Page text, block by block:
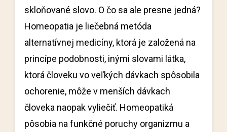
skloňované slovo. O čo sa ale presne jedná?
Homeopatia je liečebná metóda
alternatívnej medicíny, ktorá je založená na
princípe podobnosti, inými slovami látka,
ktorá človeku vo veľkých dávkach spôsobila
ochorenie, môže v menších dávkach
človeka naopak vyliečiť. Homeopatiká
pôsobia na funkčné poruchy organizmu a